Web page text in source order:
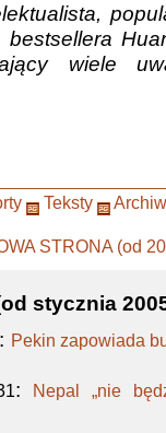
wiele
Teksty
STRONA (od
stycznia
: Pekin zapowiada
: Nepal „nie